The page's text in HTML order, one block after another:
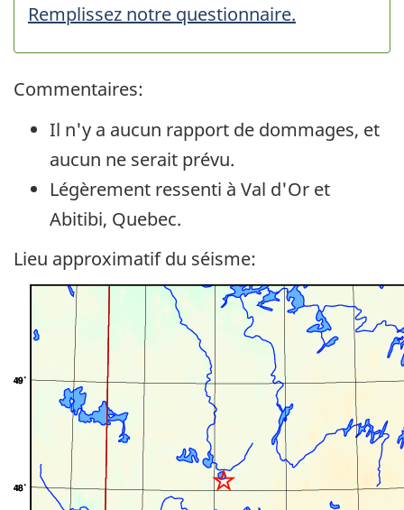
Remplissez notre questionnaire.
Commentaires:
Il n'y a aucun rapport de dommages, et
aucun ne serait prévu.
Légèrement ressenti à Val d'Or et
Abitibi, Quebec.
Lieu approximatif du séisme: